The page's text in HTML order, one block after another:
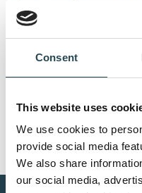
Consent
This website uses
We use cookies to
provide social media
We also share
our social media,
industrielle